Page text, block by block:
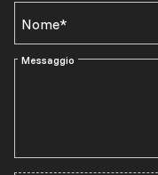
Nome*
Messaggio